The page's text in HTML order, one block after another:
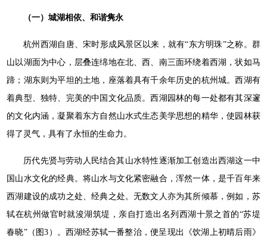
（一）城湖相依、和谐隽永
杭州西湖自唐、宋时形成风景区以来，就有“东方明珠”之称。群
山以湖面为中心，层叠连绵地在北、西、南三面环绕着西湖，状如马
蹄；湖东则为平坦的土地，座落着具有千余年历史的杭州城。西湖有
着典型、独特、完美的中国文化品质。西湖园林的每一处都有其深邃
的文化内涵，凝聚着东方自然山水式生态美学思想的精华，使园林获
得了灵气，具有了永恒的生命力。
历代先贤与劳动人民结合其山水特性逐渐加工创造出西湖这一中
国山水文化的经典。将山水与文化紧密融合，浑然一体，是千百年来
西湖建设的成功之处、经典之处。无数文人亦为其所倾慕，例如，苏
轼在杭州做官时就浚湖筑堤，亲自打造出名列西湖十景之首的“苏堤
春晓”（图3）。西湖经苏轼一番整治，便呈现出《饮湖上初晴后雨》